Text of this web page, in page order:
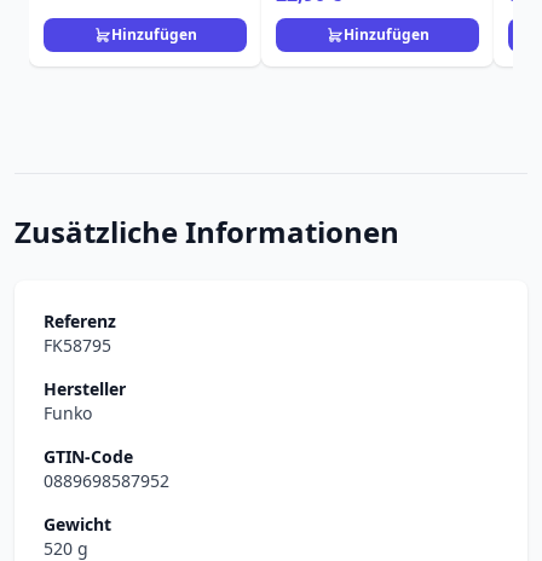
Hinzufügen Hinzufügen
Zusätzliche Informationen
Referenz
FK58795
Hersteller
Funko
GTIN-Code
0889698587952
Gewicht
520 g